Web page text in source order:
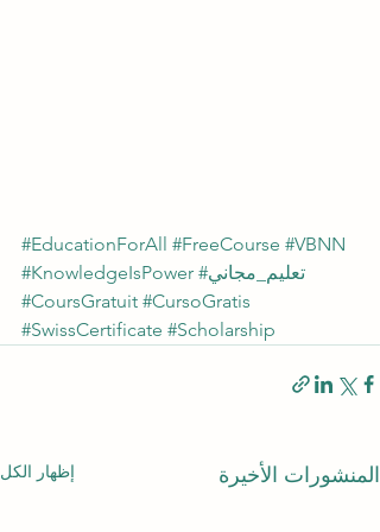
#EducationForAll #FreeCourse #VBNN
#KnowledgeIsPower
#تعليم_مجاني
#CoursGratuit #CursoGratis
#SwissCertificate #Scholarship
المنشورات الأخيرة إظهار الكل